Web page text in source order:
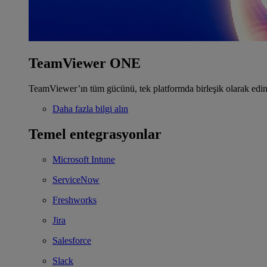
TeamViewer ONE
TeamViewer’ın tüm gücünü, tek platformda birleşik olarak
Daha fazla bilgi alın
Temel entegrasyonlar
Microsoft Intune
ServiceNow
Freshworks
Jira
Salesforce
Slack